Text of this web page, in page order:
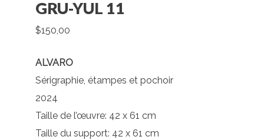
GRU-YUL 11
$150,00
ALVARO
Sérigraphie, étampes et pochoir
2024
Taille de l’œuvre: 42 x 61 cm
Taille du support: 42 x 61 cm